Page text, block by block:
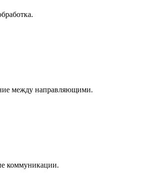
между направляющими.
коммуникации.